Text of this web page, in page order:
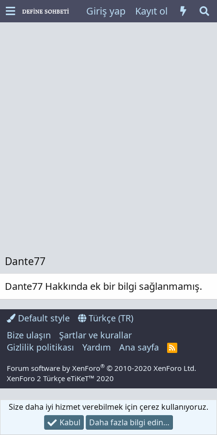
Giriş yap Kayıt ol
Dante77
Dante77 Hakkında ek bir bilgi sağlanmamış.
Default style
Türkçe (TR)
Bize ulaşın
Şartlar ve kurallar
Gizlilik politikası
Yardım Ana sayfa
R
S
Forum software by XenForo® © 2010-2020 XenForo Ltd.
XenForo 2 Türkçe eTiKeT™ 2020
Size daha iyi hizmet verebilmek için çerez kullanıyoruz.
Kabul
Daha fazla bilgi edin…